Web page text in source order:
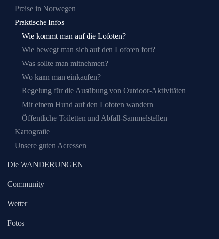
Preise in Norwegen
Praktische Infos
Wie kommt man auf die Lofoten?
Wie bewegt man sich auf den Lofoten fort?
Was sollte man mitnehmen?
Wo kann man einkaufen?
Regelung für die Ausübung von Outdoor-Aktivitäten
Mit einem Hund auf den Lofoten wandern
Öffentliche Toiletten und Abfall-Sammelstellen
Kartografie
Unsere guten Adressen
Die WANDERUNGEN
Community
Wetter
Fotos